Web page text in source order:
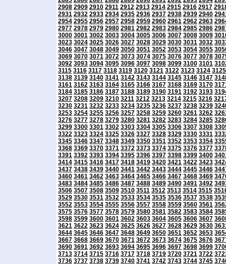
2908 2909 2910 2911 2912 2913 2914 2915 2916 2917
2931 2932 2933 2934 2935 2936 2937 2938 2939 2940
2954 2955 2956 2957 2958 2959 2960 2961 2962 2963
2977 2978 2979 2980 2981 2982 2983 2984 2985 2986
3000 3001 3002 3003 3004 3005 3006 3007 3008 3009
3023 3024 3025 3026 3027 3028 3029 3030 3031 3032
3046 3047 3048 3049 3050 3051 3052 3053 3054 3055
3069 3070 3071 3072 3073 3074 3075 3076 3077 3078
3092 3093 3094 3095 3096 3097 3098 3099 3100 3101
3115 3116 3117 3118 3119 3120 3121 3122 3123 3124 3125
3138 3139 3140 3141 3142 3143 3144 3145 3146 3147
3161 3162 3163 3164 3165 3166 3167 3168 3169 3170
3184 3185 3186 3187 3188 3189 3190 3191 3192 3193
3207 3208 3209 3210 3211 3212 3213 3214 3215 3216
3230 3231 3232 3233 3234 3235 3236 3237 3238 3239
3253 3254 3255 3256 3257 3258 3259 3260 3261 3262
3276 3277 3278 3279 3280 3281 3282 3283 3284 3285
3299 3300 3301 3302 3303 3304 3305 3306 3307 3308
3322 3323 3324 3325 3326 3327 3328 3329 3330 3331
3345 3346 3347 3348 3349 3350 3351 3352 3353 3354
3368 3369 3370 3371 3372 3373 3374 3375 3376 3377
3391 3392 3393 3394 3395 3396 3397 3398 3399 3400
3414 3415 3416 3417 3418 3419 3420 3421 3422 3423
3437 3438 3439 3440 3441 3442 3443 3444 3445 3446
3460 3461 3462 3463 3464 3465 3466 3467 3468 3469
3483 3484 3485 3486 3487 3488 3489 3490 3491 3492
3506 3507 3508 3509 3510 3511 3512 3513 3514 3515
3529 3530 3531 3532 3533 3534 3535 3536 3537 3538
3552 3553 3554 3555 3556 3557 3558 3559 3560 3561
3575 3576 3577 3578 3579 3580 3581 3582 3583 3584
3598 3599 3600 3601 3602 3603 3604 3605 3606 3607
3621 3622 3623 3624 3625 3626 3627 3628 3629 3630
3644 3645 3646 3647 3648 3649 3650 3651 3652 3653
3667 3668 3669 3670 3671 3672 3673 3674 3675 3676
3690 3691 3692 3693 3694 3695 3696 3697 3698 3699
3713 3714 3715 3716 3717 3718 3719 3720 3721 3722
3736 3737 3738 3739 3740 3741 3742 3743 3744 3745